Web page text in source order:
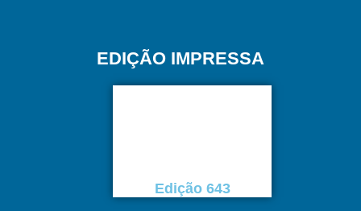
EDIÇÃO IMPRESSA
Edição 643